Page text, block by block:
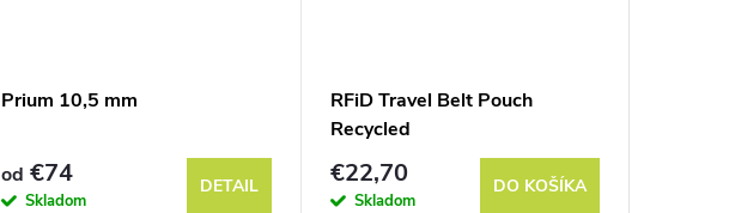
Prium 10,5 mm
od €74
Skladom
DETAIL
RFiD Travel Belt Pouch
Recycled
€22,70
Skladom
DO KOŠÍKA